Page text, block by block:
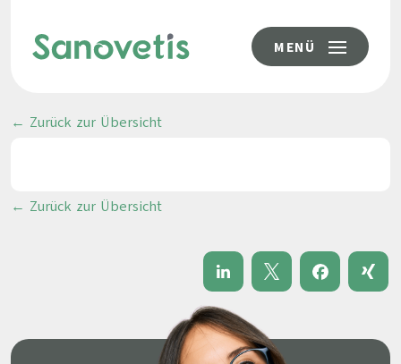
MENÜ
← Zurück zur Übersicht
← Zurück zur Übersicht